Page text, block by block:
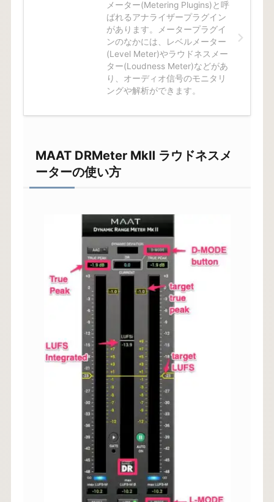
メーター(Metering Plugins)と呼
ばれるアナライザープラグイン
があります。メータープラグイ
ンのなかには、レベルメーター
(Level Meter)やラウドネスメー
ター(Loudness Meter)などがあ
り、オーディオ信号のモニタリ
ングや解析ができます。
MAAT DRMeter MkⅡ ラウドネスメ
ーターの使い方